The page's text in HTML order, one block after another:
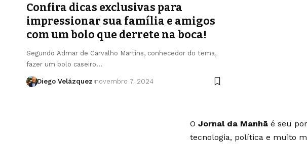
Confira dicas exclusivas para
impressionar sua família e amigos
com um bolo que derrete na boca!
Segundo Admar de Carvalho Martins, conhecedor do tema,
fazer um bolo caseiro…
Diego Velázquez novembro 7, 2024
O Jornal da Manhãé seu
tecnologia, política e muito